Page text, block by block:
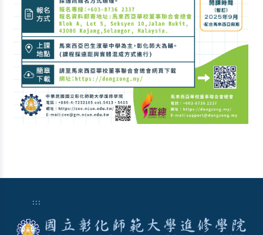
:::